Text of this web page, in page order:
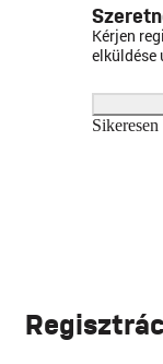
Kérjen
elküldése